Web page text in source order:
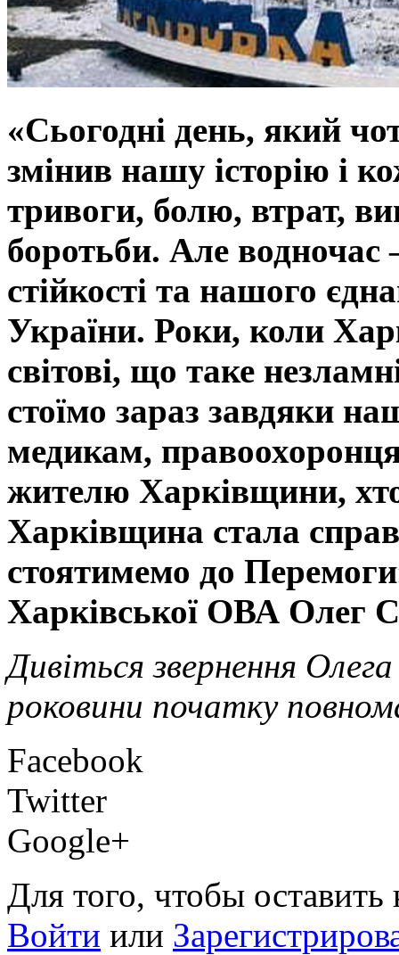
«Сьогодні день, який
змінив нашу історію і
тривоги, болю, втрат,
боротьби. Але
стійкості та нашого
України. Роки, коли
світові, що таке
стоїмо зараз завдяки
медикам,
жителю Харківщини,
Харківщина стала
стоятимемо до
Харківської ОВА Олег
Дивіться звернення
роковини початку
Facebook
Twitter
Google+
Для того, чтобы
Войти или